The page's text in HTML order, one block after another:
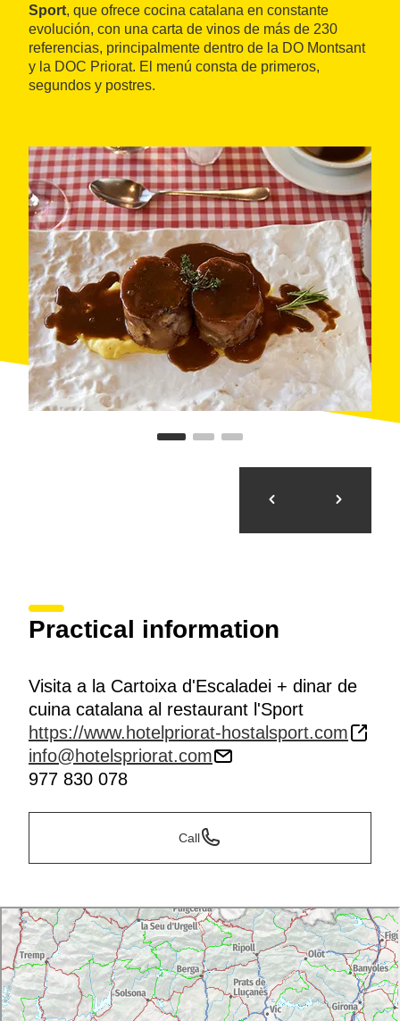
Sport, que ofrece cocina catalana en constante
evolución, con una carta de vinos de más de 230
referencias, principalmente dentro de la DO Montsant
y la DOC Priorat. El menú consta de primeros,
segundos y postres.
Practical information
Visita a la Cartoixa d'Escaladei + dinar de
cuina catalana al restaurant l'Sport
https://www.hotelpriorat-hostalsport.com
info@hotelspriorat.com
977 830 078
Call